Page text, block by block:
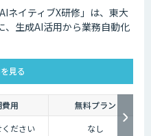
ネイティブX研修」は、東大
、生成AI活用から業務自動化
見る
用
無料プラン
ださい なし